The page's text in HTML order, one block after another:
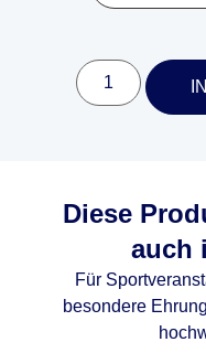
Diese
auch
Für
besondere